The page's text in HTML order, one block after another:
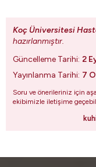
Koç Üniversitesi
hazırlanmıştır.
Güncelleme Tarihi: 2
Yayınlanma Tarihi: 7
Soru ve önerileriniz için
ekibimizle iletişime